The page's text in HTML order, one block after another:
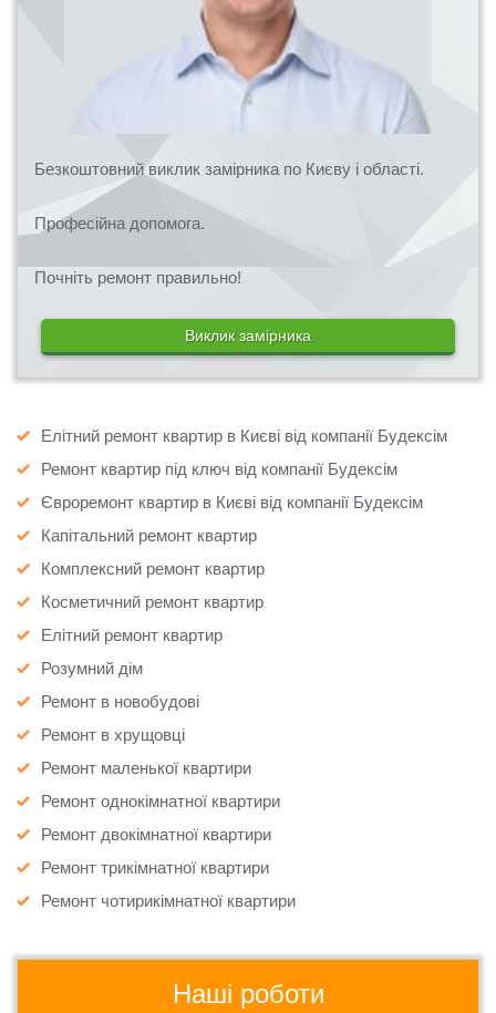
Безкоштовний виклик замірника по Києву і області.
Професійна допомога.
Почніть ремонт правильно!
Виклик замірника
Елітний ремонт квартир в Києві від компанії Будексім
Ремонт квартир під ключ від компанії Будексім
Євроремонт квартир в Києві від компанії Будексім
Капітальний ремонт квартир
Комплексний ремонт квартир
Косметичний ремонт квартир
Елітний ремонт квартир
Розумний дім
Ремонт в новобудові
Ремонт в хрущовці
Ремонт маленької квартири
Ремонт однокімнатної квартири
Ремонт двокімнатної квартири
Ремонт трикімнатної квартири
Ремонт чотирикімнатної квартири
Наші роботи